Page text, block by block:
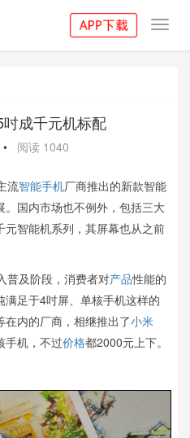
成千元机标配
• 阅读 1040
流智能手机厂商推出的新款智能
。国内市场也不例外，包括三大
智能机系列，其屏幕也从之前
普及阶段，消费者对产品性能的
足于4吋屏、单核手机这样的
在内的厂商，相继推出了小米
手机，不过价格都2000元上下。